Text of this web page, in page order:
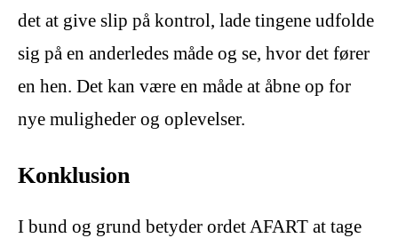
det at give slip på kontrol, lade tingene udfolde
sig på en anderledes måde og se, hvor det fører
en hen. Det kan være en måde at åbne op for
nye muligheder og oplevelser.
Konklusion
I bund og grund betyder ordet AFART at tage